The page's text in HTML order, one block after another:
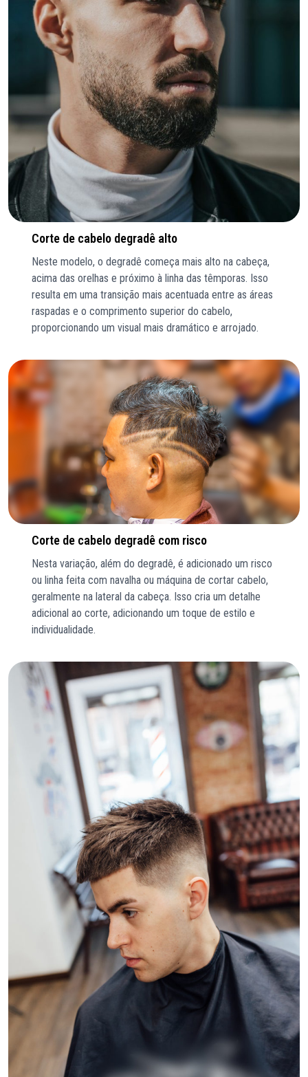
Corte de cabelo degradê alto
Neste modelo, o degradê começa mais alto na cabeça,
acima das orelhas e próximo à linha das têmporas. Isso
resulta em uma transição mais acentuada entre as áreas
raspadas e o comprimento superior do cabelo,
proporcionando um visual mais dramático e arrojado.
Corte de cabelo degradê com risco
Nesta variação, além do degradê, é adicionado um risco
ou linha feita com navalha ou máquina de cortar cabelo,
geralmente na lateral da cabeça. Isso cria um detalhe
adicional ao corte, adicionando um toque de estilo e
individualidade.